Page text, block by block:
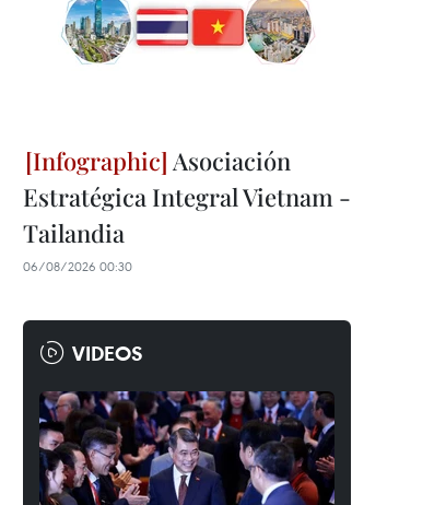
Asociación
Estratégica Integral Vietnam -
Tailandia
06/08/2026 00:30
VIDEOS